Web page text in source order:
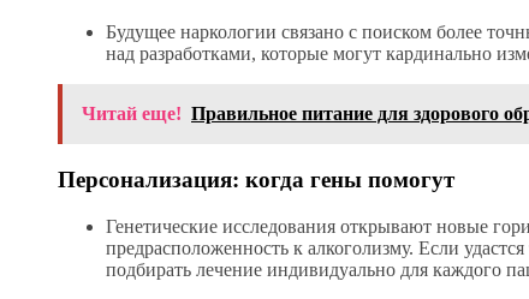
Будущее наркологии связано с поиском более
над разработками, которые могут кардинально
Читай еще! Правильное питание для здорового
Персонализация: когда гены помогут
Генетические исследования открывают новые
предрасположенность к алкоголизму. Если
подбирать лечение индивидуально для каждого